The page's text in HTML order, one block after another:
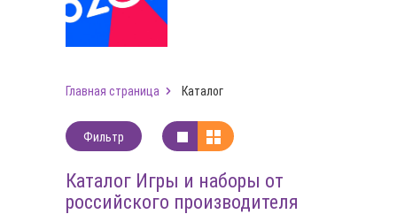
Главная страница Каталог
Фильтр
Каталог Игры и наборы от
российского производителя